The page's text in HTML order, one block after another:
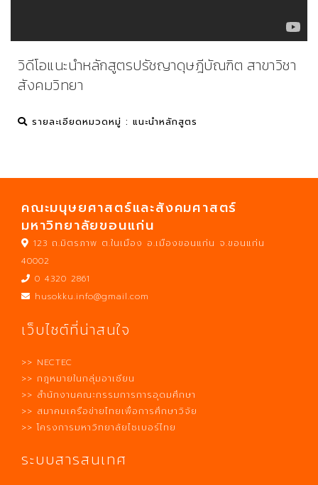
วิดีโอแนะนำหลักสูตรปรัชญาดุษฎีบัณฑิต สาขาวิชา
สังคมวิทยา
รายละเอียดหมวดหมู่ : แนะนำหลักสูตร
คณะมนุษยศาสตร์และสังคมศาสตร์
มหาวิทยาลัยขอนแก่น
123 ถ.มิตรภาพ ต.ในเมือง อ.เมืองขอนแก่น จ.ขอนแก่น
40002
0 4320 2861
husokku.info@gmail.com
เว็บไซต์ที่น่าสนใจ
>> NECTEC
>> กฎหมายในกลุ่มอาเซียน
>> สำนักงานคณะกรรมการการอุดมศึกษา
>> สมาคมเครือข่ายไทยเพื่อการศึกษาวิจัย
>> โครงการมหาวิทยาลัยไซเบอร์ไทย
ระบบสารสนเทศ